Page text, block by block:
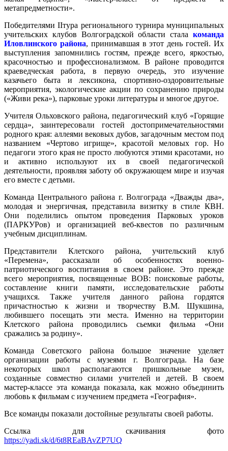
метапредметности».
Победителями IIтура регионального турнира муниципальных
учительских клубов Волгоградской области стала команда
Иловлинского района, принимавшая в этот день гостей. Их
выступления запомнились гостям, прежде всего, яркостью,
красочностью и профессионализмом. В районе проводится
краеведческая работа, в первую очередь, это изучение
казачьего быта и лексикона, спортивно-оздоровительные
мероприятия, экологические акции по сохранению природы
(«Живи река»), парковые уроки литературы и многое другое.
Учителя Ольховского района, педагогический клуб «Горящие
сердца», заинтересовали гостей достопримечательностями
родного края: аллеями вековых дубов, загадочным местом под
названием «Чертово игрище», красотой меловых гор. Но
педагоги этого края не просто любуются этими красотами, но
и активно используют их в своей педагогической
деятельности, проявляя заботу об окружающем мире и изучая
его вместе с детьми.
Команда Центрального района г. Волгограда «Дважды два»,
молодая и энергичная, представила визитку в стиле КВН.
Они поделились опытом проведения Парковых уроков
(ПАРКУРов) и организацией веб-квестов по различным
учебным дисциплинам.
Представители Клетского района, учительский клуб
«Перемена», рассказали об особенностях военно-
патриотического воспитания в своем районе. Это прежде
всего мероприятия, посвященные ВОВ: поисковые работы,
составление книги памяти, исследовательские работы
учащихся. Также учителя данного района гордятся
причастностью к жизни и творчеству В.М. Шукшина,
любившего посещать эти места. Именно на территории
Клетского района проводились сьемки фильма «Они
сражались за родину».
Команда Советского района большое значение уделяет
организации работы с музеями г. Волгограда. На базе
некоторых школ располагаются пришкольные музеи,
созданные совместно силами учителей и детей. В своем
мастер-классе эта команда показала, как можно объединить
любовь к фильмам с изучением предмета «География».
Все команды показали достойные результаты своей работы.
Ссылка для скачивания фото
https://yadi.sk/d/6t8REaBAvZP7UQ